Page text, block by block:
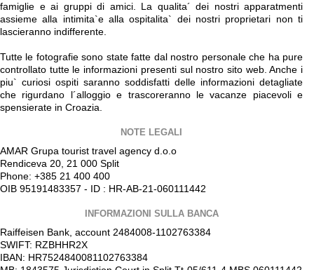
famiglie e ai gruppi di amici. La qualita´ dei nostri apparatmenti
assieme alla intimita`e alla ospitalita` dei nostri proprietari non ti
lascieranno indifferente.
Tutte le fotografie sono state fatte dal nostro personale che ha pure
controllato tutte le informazioni presenti sul nostro sito web. Anche i
piu` curiosi ospiti saranno soddisfatti delle informazioni detagliate
che rigurdano l´alloggio e trascoreranno le vacanze piacevoli e
spensierate in Croazia.
NOTE LEGALI
AMAR Grupa tourist travel agency d.o.o
Rendiceva 20, 21 000 Split
Phone: +385 21 400 400
OIB 95191483357 - ID : HR-AB-21-060111442
INFORMAZIONI SULLA BANCA
Raiffeisen Bank, account 2484008-1102763384
SWIFT: RZBHHR2X
IBAN: HR7524840081102763384